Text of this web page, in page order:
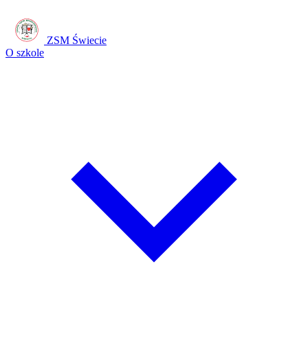
ZSM Świecie
O szkole